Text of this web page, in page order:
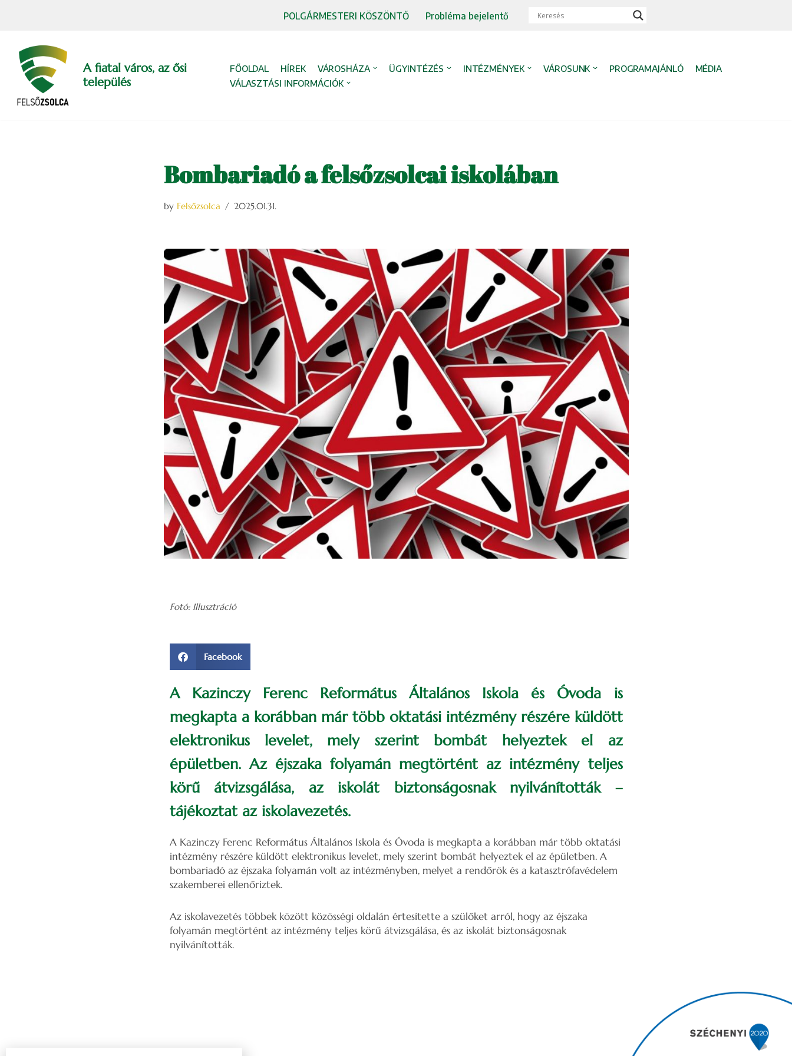
content
POLGÁRMESTERI KÖSZÖNTŐ Probléma bejelentő
A fiatal város, az ősi
település
FŐOLDAL HÍREK VÁROSHÁZA ÜGYINTÉZÉS INTÉZMÉNYEK VÁROSUNK PROGRAMAJÁNLÓ
MÉDIA
VÁLASZTÁSI INFORMÁCIÓK
Bombariadó a felsőzsolcai iskolában
by Felsőzsolca 2025.01.31.
Fotó: Illusztráció
Facebook
A Kazinczy Ferenc Református Általános Iskola és Óvoda is
megkapta a korábban már több oktatási intézmény részére küldött
elektronikus levelet, mely szerint bombát helyeztek el az
épületben. Az éjszaka folyamán megtörtént az intézmény teljes
körű átvizsgálása, az iskolát biztonságosnak nyilvánították –
tájékoztat az iskolavezetés.
A Kazinczy Ferenc Református Általános Iskola és Óvoda is megkapta a korábban már több oktatási
intézmény részére küldött elektronikus levelet, mely szerint bombát helyeztek el az épületben. A
bombariadó az éjszaka folyamán volt az intézményben, melyet a rendőrök és a katasztrófavédelem
szakemberei ellenőriztek.
Az iskolavezetés többek között közösségi oldalán értesítette a szülőket arról, hogy az éjszaka
folyamán megtörtént az intézmény teljes körű átvizsgálása, és az iskolát biztonságosnak
nyilvánították.